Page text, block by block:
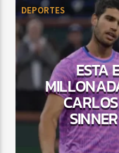
DEPORTES
ESTA